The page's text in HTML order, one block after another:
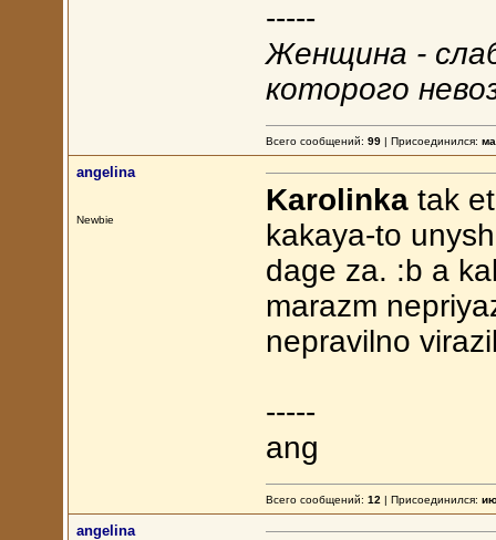
-----
Женщина -
которого
Всего сообщений: 99| Присоединился:
angelina
Newbie
Karolinkatak
kakaya-to
dage za. :b a
marazm
nepravilno
-----
ang
Всего сообщений: 12 | Присоединился:
angelina